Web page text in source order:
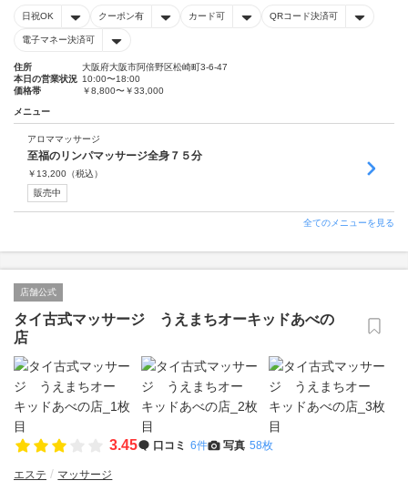
日祝OK クーポン有 カード可 QRコード決済可
電子マネー決済可
住所
大阪府大阪市阿倍野区松崎町3-6-47
本日の営業状況 10:00〜18:00
価格帯
￥8,800〜￥33,000
メニュー
アロママッサージ
至福のリンパマッサージ全身７５分
￥ 13,200 （税込）
販売中
全てのメニューを見る
店舗公式
タイ古式マッサージ うえまちオーキッドあべの
店
3.45 口コミ 6件 写真 58枚
エステ マッサージ